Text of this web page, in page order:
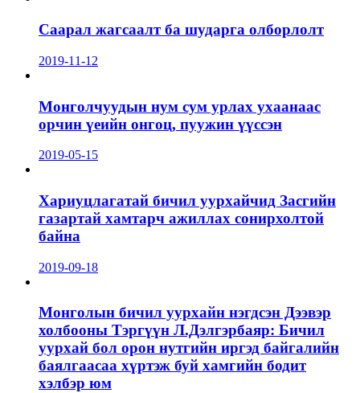
Саарал жагсаалт ба шударга олборлолт
2019-11-12
Монголчуудын нум сум урлах ухаанаас
орчин үеийн онгоц, пуужин үүссэн
2019-05-15
Хариуцлагатай бичил уурхайчид Засгийн
газартай хамтарч ажиллах сонирхолтой
байна
2019-09-18
Монголын бичил уурхайн нэгдсэн Дээвэр
холбооны Тэргүүн Л.Дэлгэрбаяр: Бичил
уурхай бол орон нутгийн иргэд байгалийн
баялгаасаа хүртэж буй хамгийн бодит
хэлбэр юм